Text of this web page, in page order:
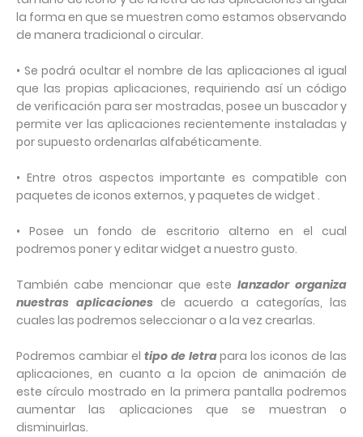
la forma en que se muestren como estamos observando
de manera tradicional o circular.
• Se podrá ocultar el nombre de las aplicaciones al igual
que las propias aplicaciones, requiriendo así un código
de verificación para ser mostradas, posee un buscador y
permite ver las aplicaciones recientemente instaladas y
por supuesto ordenarlas alfabéticamente.
• Entre otros aspectos importante es compatible con
paquetes de iconos externos, y paquetes de widget .
• Posee un fondo de escritorio alterno en el cual
podremos poner y editar widget a nuestro gusto.
También cabe mencionar que este lanzador organiza
nuestras aplicaciones de acuerdo a categorías, las
cuales las podremos seleccionar o a la vez crearlas.
Podremos cambiar el tipo de letrapara los iconos de las
aplicaciones, en cuanto a la opcion de animación de
este círculo mostrado en la primera pantalla podremos
aumentar las aplicaciones que se muestran o
disminuirlas.